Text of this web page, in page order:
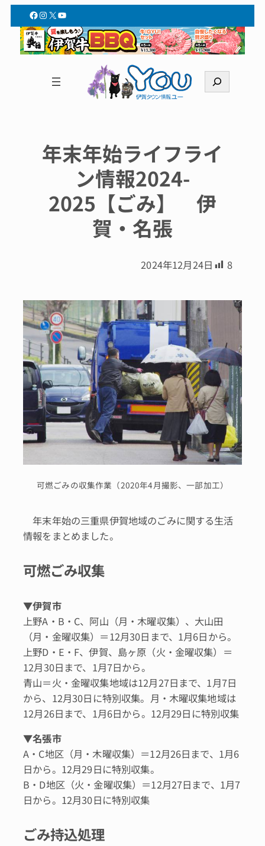
Facebook
Instagram
X YouTube
索
年末年始ライフライ
ン情報2024-
2025【ごみ】 伊
賀・名張
2024年12月24日 8
可燃ごみの収集作業（2020年4月撮影、一部加工）
年末年始の三重県伊賀地域のごみに関する生活
情報をまとめました。
可燃ごみ収集
▼伊賀市
上野A・B・C、阿山（月・木曜収集）、大山田
（月・金曜収集）＝12月30日まで、1月6日から。
上野D・E・F、伊賀、島ヶ原（火・金曜収集）＝
12月30日まで、1月7日から。
青山＝火・金曜収集地域は12月27日まで、1月7日
から、12月30日に特別収集。月・木曜収集地域は
12月26日まで、1月6日から。12月29日に特別収集
▼名張市
A・C地区（月・木曜収集）＝12月26日まで、1月6
日から。12月29日に特別収集。
B・D地区（火・金曜収集）＝12月27日まで、1月7
日から。12月30日に特別収集
ごみ持込処理